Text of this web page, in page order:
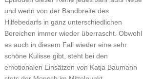
und wenn von der Bandbreite des
Hilfebedarfs in ganz unterschiedlichen
Bereichen immer wieder überrascht. Obwohl
es auch in diesem Fall wieder eine sehr
schöne Kulisse gibt, steht bei den
emotionalen Einsätzen von Katja Baumann